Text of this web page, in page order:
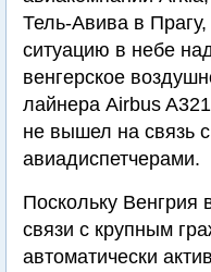
Тель-Авива в
ситуацию в небе
венгерское
лайнера Airbus
не вышел на связь
авиадиспетчерами.
Поскольку Венгрия
связи с крупным
автоматически